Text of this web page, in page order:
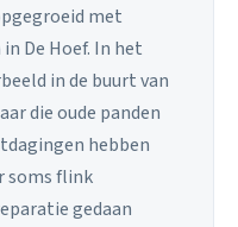
met
De Hoef. In het
in de buurt van
die oude panden
hebben
soms flink
gedaan